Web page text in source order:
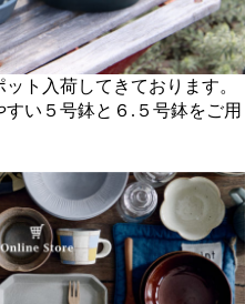
ト入荷してきております。
い５号鉢と６.５号鉢をご用